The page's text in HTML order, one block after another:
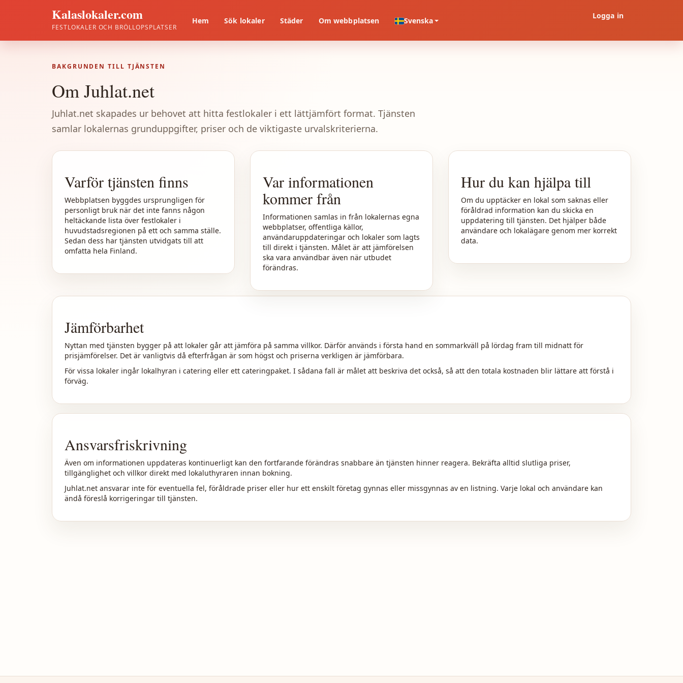
Kalaslokaler.com
FESTLOKALER OCH BRÖLLOPSPLATSER
Hem Sök lokaler Städer Om webbplatsen Svenska
Logga in
BAKGRUNDEN TILL TJÄNSTEN
Om Juhlat.net
Juhlat.net skapades ur behovet att hitta festlokaler i ett lättjämfört format. Tjänsten
samlar lokalernas grunduppgifter, priser och de viktigaste urvalskriterierna.
Varför tjänsten finns
Webbplatsen byggdes ursprungligen för
personligt bruk när det inte fanns någon
heltäckande lista över festlokaler i
huvudstadsregionen på ett och samma ställe.
Sedan dess har tjänsten utvidgats till att
omfatta hela Finland.
Var informationen
kommer från
Informationen samlas in från lokalernas egna
webbplatser, offentliga källor,
användaruppdateringar och lokaler som lagts
till direkt i tjänsten. Målet är att jämförelsen
ska vara användbar även när utbudet
förändras.
Hur du kan hjälpa till
Om du upptäcker en lokal som saknas eller
föråldrad information kan du skicka en
uppdatering till tjänsten. Det hjälper både
användare och lokalägare genom mer korrekt
data.
Jämförbarhet
Nyttan med tjänsten bygger på att lokaler går att jämföra på samma villkor. Därför används i första hand en sommarkväll på lördag fram till midnatt för
prisjämförelser. Det är vanligtvis då efterfrågan är som högst och priserna verkligen är jämförbara.
För vissa lokaler ingår lokalhyran i catering eller ett cateringpaket. I sådana fall är målet att beskriva det också, så att den totala kostnaden blir lättare att förstå i
förväg.
Ansvarsfriskrivning
Även om informationen uppdateras kontinuerligt kan den fortfarande förändras snabbare än tjänsten hinner reagera. Bekräfta alltid slutliga priser,
tillgänglighet och villkor direkt med lokaluthyraren innan bokning.
Juhlat.net ansvarar inte för eventuella fel, föråldrade priser eller hur ett enskilt företag gynnas eller missgynnas av en listning. Varje lokal och användare kan
ändå föreslå korrigeringar till tjänsten.